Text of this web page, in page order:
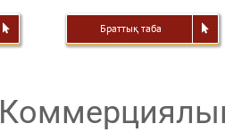
Браттық таба